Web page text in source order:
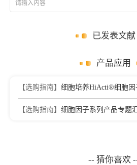
请输入内容
已发表文献
产品应用
【选购指南】 细胞培养HiActi®细胞
【选购指南】 细胞因子系列产品专题
-- 猜你喜欢